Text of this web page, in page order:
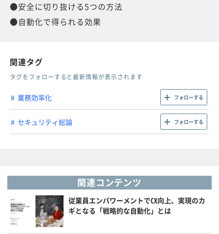
●安全に切り抜ける5つの方法
●自動化で得られる効果
関連タグ
タグをフォローすると最新情報が表示されます
業務効率化 フォローする
セキュリティ総論 フォローする
関連コンテンツ
従業員エンパワーメントでCX向上、実現のカ
ギとなる「戦略的な自動化」とは